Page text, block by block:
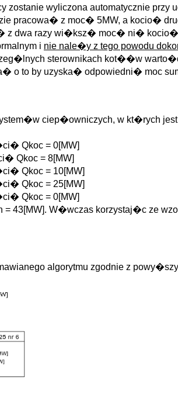
wyliczona automatycznie przy
pracowa� z moc� 5MW, a kocio�
z dwa razy wi�ksz� moc� ni�
i nie nale�y z tego powodu
sterownikach kot��w
to by uzyska� odpowiedni� moc
ciep�owniczych, w kt�rych
Qkoc = 0[MW]
Qkoc = 8[MW]
Qkoc = 10[MW]
Qkoc = 25[MW]
Qkoc = 0[MW]
= 43[MW]. W�wczas korzystaj�c ze
algorytmu zgodnie z